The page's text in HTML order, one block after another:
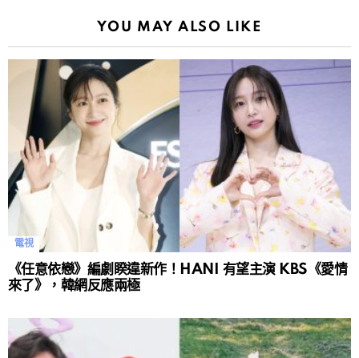
YOU MAY ALSO LIKE
電視
《任意依戀》編劇睽違新作！HANI 有望主演 KBS《愛情
來了》，韓網反應兩極